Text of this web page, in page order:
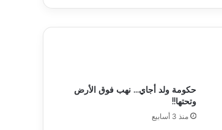
حكومة ولد أجاي… نهب فوق الأرض
وتحتها!!
منذ 3 أسابيع